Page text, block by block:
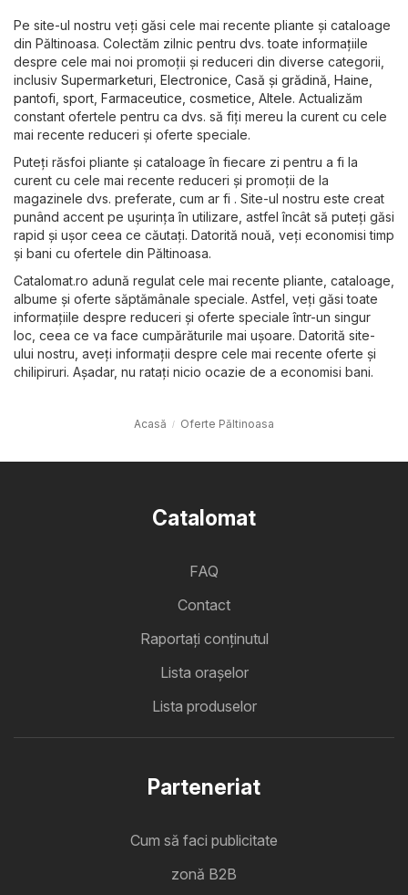
Pe site-ul nostru veți găsi cele mai recente pliante și cataloage
din Păltinoasa. Colectăm zilnic pentru dvs. toate informațiile
despre cele mai noi promoții și reduceri din diverse categorii,
inclusiv Supermarketuri Electronice Casă și grădină Haine,
pantofi, sport Farmaceutice, cosmetice Altele. Actualizăm
constant ofertele pentru ca dvs. să fiți mereu la curent cu cele
mai recente reduceri și oferte speciale.
Puteți răsfoi pliante și cataloage în fiecare zi pentru a fi la
curent cu cele mai recente reduceri și promoții de la
magazinele dvs. preferate, cum ar fi . Site-ul nostru este creat
punând accent pe ușurința în utilizare, astfel încât să puteți găsi
rapid și ușor ceea ce căutați. Datorită nouă, veți economisi timp
și bani cu ofertele din Păltinoasa.
Catalomat.ro adună regulat cele mai recente pliante, cataloage,
albume și oferte săptămânale speciale. Astfel, veți găsi toate
informațiile despre reduceri și oferte speciale într-un singur
loc, ceea ce va face cumpărăturile mai ușoare. Datorită site-
ului nostru, aveți informații despre cele mai recente oferte și
chilipiruri. Așadar, nu ratați nicio ocazie de a economisi bani.
Acasă Oferte Păltinoasa
Catalomat
FAQ
Contact
Raportați conținutul
Lista oraşelor
Lista produselor
Parteneriat
Cum să faci publicitate
zonă B2B